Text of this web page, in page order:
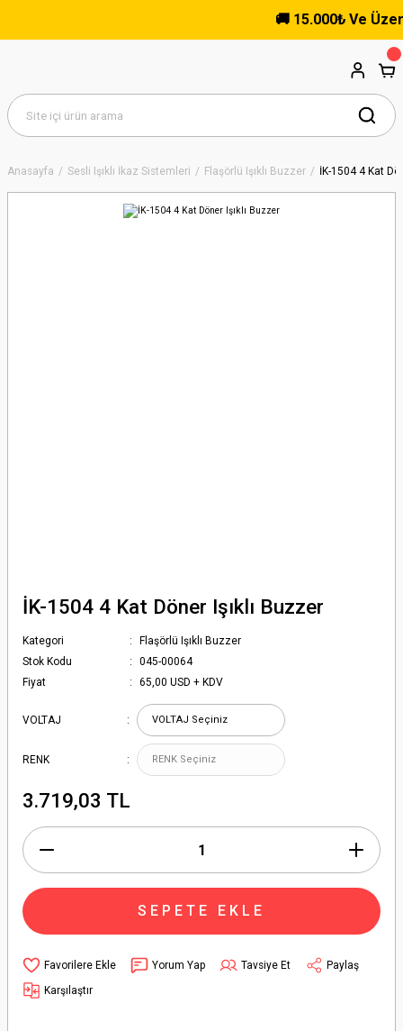
🚚 15.000₺ Ve Üzeri
Anasayfa Sesli Işıklı İkaz Sistemleri Flaşörlü Işıklı Buzzer İK-1504 4 Kat
İK-1504 4 Kat Döner Işıklı Buzzer
Kategori
Flaşörlü Işıklı Buzzer
Stok Kodu
045-00064
Fiyat
65,00 USD + KDV
VOLTAJ
RENK
3.719,03 TL
SEPETE EKLE
Yorum Yap Tavsiye Et
Paylaş
Karşılaştır